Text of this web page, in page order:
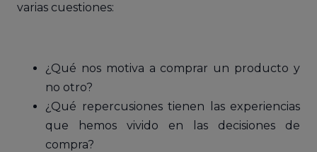
varias cuestiones:
¿Qué nos motiva a comprar un producto y
no otro?
¿Qué repercusiones tienen las experiencias
que hemos vivido en las decisiones de
compra?